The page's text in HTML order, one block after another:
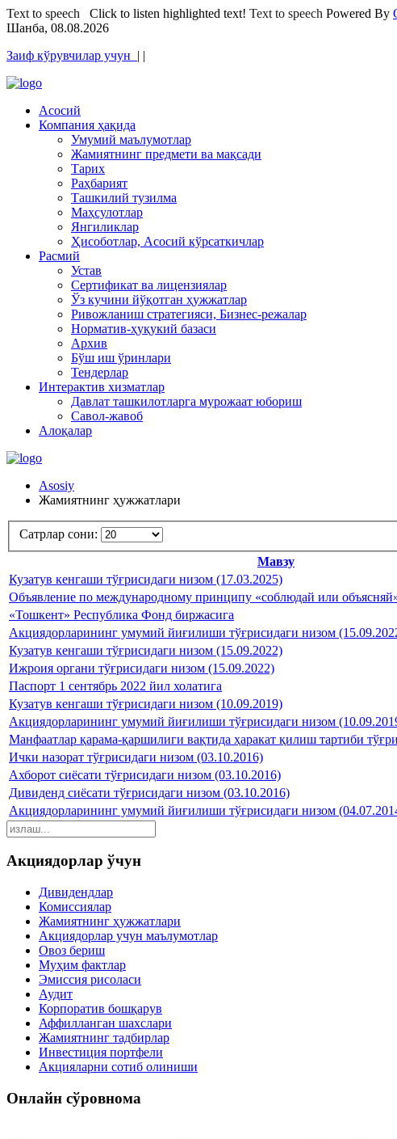
Text to speech Click to listen highlighted text! Text to speech Powered By
Шанба, 08.08.2026
Заиф кўрувчилар учун | |
Асосий
Компания ҳақида
Умумий маълумотлар
Жамиятнинг предмети ва мақсади
Тарих
Раҳбарият
Ташкилий тузилма
Маҳсулотлар
Янгиликлар
Ҳисоботлар, Асосий кўрсаткичлар
Расмий
Устав
Сертификат ва лицензиялар
Ўз кучини йўқотган ҳужжатлар
Ривожланиш стратегияси, Бизнес-режалар
Норматив-ҳуқукий базаси
Архив
Бўш иш ўринлари
Тендерлар
Интерактив хизматлар
Давлат ташкилотларга мурожаат юбориш
Савол-жавоб
Алоқалар
Asosiy
Жамиятнинг ҳужжатлари
Сатрлар сони:
Мавзу
Кузатув кенгаши тўғрисидаги низом (17.03.2025)
Объявление по международному принципу «соблюдай или
«Тошкент» Республика Фонд биржасига
Акциядорларининг умумий йиғилиши тўғрисидаги низом
Кузатув кенгаши тўғрисидаги низом (15.09.2022)
Ижроия органи тўғрисидаги низом (15.09.2022)
Паспорт 1 сентябрь 2022 йил холатига
Кузатув кенгаши тўғрисидаги низом (10.09.2019)
Акциядорларининг умумий йиғилиши тўғрисидаги низом
Манфаатлар қарама-қаршилиги вақтида ҳаракат қилиш тартиби
Ички назорат тўғрисидаги низом (03.10.2016)
Ахборот сиёсати тўғрисидаги низом (03.10.2016)
Дивиденд сиёсати тўғрисидаги низом (03.10.2016)
Акциядорларининг умумий йиғилиши тўғрисидаги низом
Акциядорлар ўчун
Дивидендлар
Комиссиялар
Жамиятнинг ҳужжатлари
Акциядорлар учун маълумотлар
Овоз бериш
Муҳим фактлар
Эмиссия рисоласи
Аудит
Корпоратив бошқарув
Аффилланган шахслари
Жамиятнинг тадбирлар
Инвестиция портфели
Акцияларни сотиб олиниши
Онлайн сўровнома